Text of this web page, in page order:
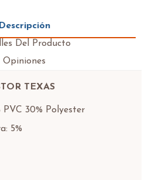
Descripción
Del Producto
Opiniones
TEXAS
PVC 30% Polyester
5%